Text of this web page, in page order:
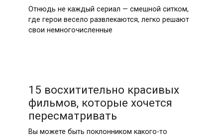
Отнюдь не каждый сериал — смешной ситком,
где герои весело развлекаются, легко решают
свои немногочисленные
15 восхитительно красивых
фильмов, которые хочется
пересматривать
Вы можете быть поклонником какого-то